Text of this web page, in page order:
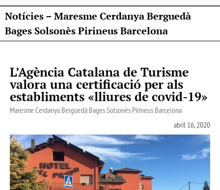
Notícies – Maresme Cerdanya Berguedà
Bages Solsonès Pirineus Barcelona
L’Agència Catalana de Turisme
valora una certificació per als
establiments «lliures de covid-19»
Maresme Cerdanya Berguedà Bages Solsonès Pirineus Barcelona
abril 16, 2020